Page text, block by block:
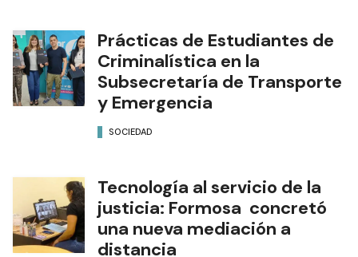
Prácticas de Estudiantes de
Criminalística en la
Subsecretaría de Transporte
y Emergencia
SOCIEDAD
Tecnología al servicio de la
justicia: Formosa concretó
una nueva mediación a
distancia